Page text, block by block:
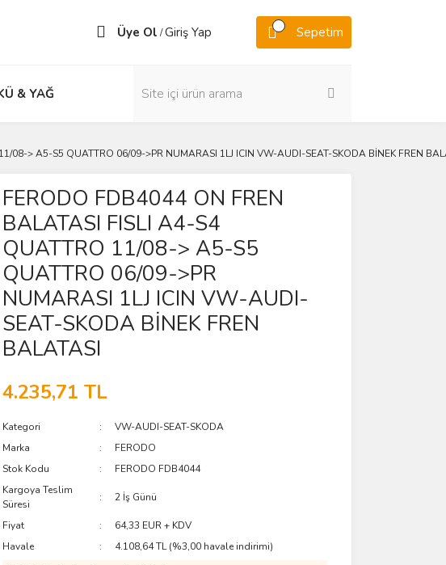
Üye Ol /Giriş Yap Sepetim
& YAĞ
08-> A5-S5 QUATTRO 06/09->PR NUMARASI 1LJ ICIN VW-AUDI-SEAT-SKODA BİNEK FREN
FERODO FDB4044 ON FREN
BALATASI FISLI A4-S4
QUATTRO 11/08-> A5-S5
QUATTRO 06/09->PR
NUMARASI 1LJ ICIN VW-AUDI-
SEAT-SKODA BİNEK FREN
BALATASI
4.235,71 TL
Kategori
VW-AUDI-SEAT-SKODA
Marka
FERODO
Stok Kodu
FERODO FDB4044
Kargoya Teslim
Süresi
2 İş Günü
Fiyat
64,33 EUR + KDV
Havale
4.108,64 TL (%3,00 havale indirimi)